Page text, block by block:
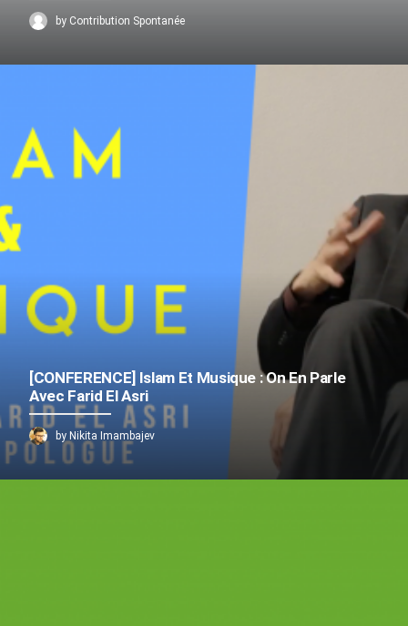
by Contribution Spontanée
[CONFERENCE] Islam Et Musique : On En Parle
Avec Farid El Asri
by Nikita Imambajev